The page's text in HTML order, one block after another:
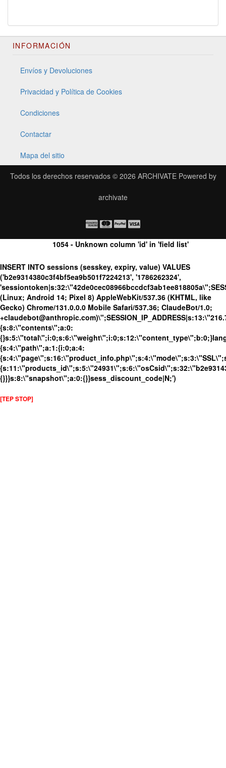
INFORMACIÓN
Envíos y Devoluciones
Privacidad y Política de Cookies
Condiciones
Contactar
Mapa del sitio
Todos los derechos reservados © 2026 ARCHIVATEPowered by
archivate
1054 - Unknown column 'id' in 'field list'
INSERT INTO sessions (sesskey, expiry, value) VALUES
('b2e9314380c3f4bf5ea9b501f7224213', '1786262324',
(Linux; Android 14; Pixel 8) AppleWebKit/537.36 (KHTML, like
Gecko) Chrome/131.0.0.0 Mobile Safari/537.36; ClaudeBot/1.0;
{s:8:\"contents\";a:0:
{s:4:\"path\";a:1:{i:0;a:4:
{}}}s:8:\"snapshot\";a:0:{}}sess_discount_code|N;')
[TEP STOP]